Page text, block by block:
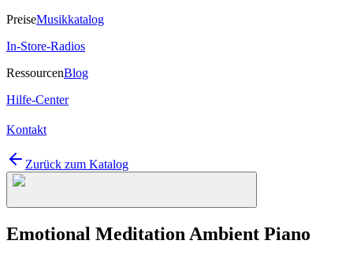
PreiseMusikkatalog
In-Store-Radios
RessourcenBlog
Hilfe-Center
Kontakt
Zurück zum Katalog
Emotional Meditation Ambient Piano